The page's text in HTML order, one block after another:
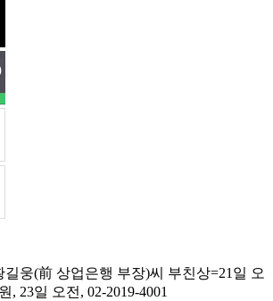
웅(前 상업은행 부장)씨 부친상=21일 오
, 23일 오전, 02-2019-4001